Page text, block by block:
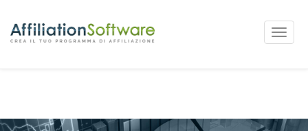
Menu
Navigazione
articolo